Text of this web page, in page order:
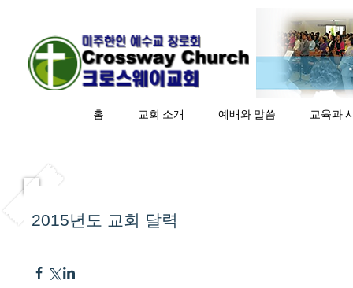
홈 교회 소개 예배와 말씀 교육과
2015년도 교회 달력